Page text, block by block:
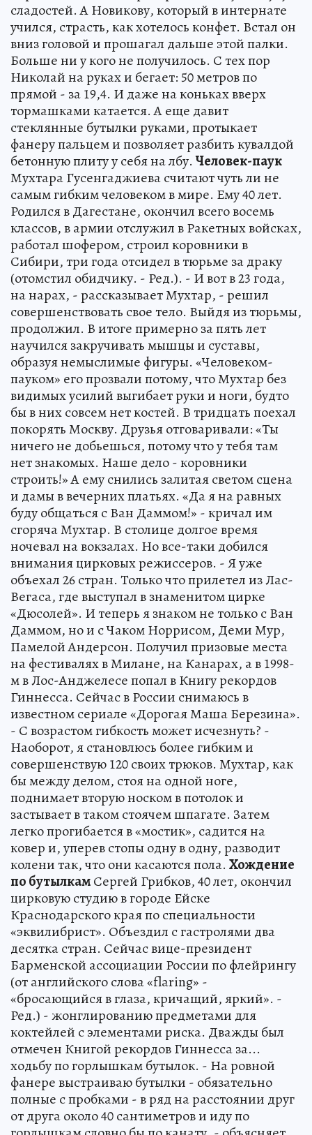
сладостей. А Новикову, который в интернате
учился, страсть, как хотелось конфет. Встал он
вниз головой и прошагал дальше этой палки.
Больше ни у кого не получилось. С тех пор
Николай на руках и бегает: 50 метров по
прямой - за 19,4. И даже на коньках вверх
тормашками катается. А еще давит
стеклянные бутылки руками, протыкает
фанеру пальцем и позволяет разбить кувалдой
бетонную плиту у себя на лбу. Человек-паук
Мухтара Гусенгаджиева считают чуть ли не
самым гибким человеком в мире. Ему 40 лет.
Родился в Дагестане, окончил всего восемь
классов, в армии отслужил в Ракетных войсках,
работал шофером, строил коровники в
Сибири, три года отсидел в тюрьме за драку
(отомстил обидчику. - Ред.). - И вот в 23 года,
на нарах, - рассказывает Мухтар, - решил
совершенствовать свое тело. Выйдя из тюрьмы,
продолжил. В итоге примерно за пять лет
научился закручивать мышцы и суставы,
образуя немыслимые фигуры. «Человеком-
пауком» его прозвали потому, что Мухтар без
видимых усилий выгибает руки и ноги, будто
бы в них совсем нет костей. В тридцать поехал
покорять Москву. Друзья отговаривали: «Ты
ничего не добьешься, потому что у тебя там
нет знакомых. Наше дело - коровники
строить!» А ему снились залитая светом сцена
и дамы в вечерних платьях. «Да я на равных
буду общаться с Ван Даммом!» - кричал им
сгоряча Мухтар. В столице долгое время
ночевал на вокзалах. Но все-таки добился
внимания цирковых режиссеров. - Я уже
объехал 26 стран. Только что прилетел из Лас-
Вегаса, где выступал в знаменитом цирке
«Дюсолей». И теперь я знаком не только с Ван
Даммом, но и с Чаком Норрисом, Деми Мур,
Памелой Андерсон. Получил призовые места
на фестивалях в Милане, на Канарах, а в 1998-
м в Лос-Анджелесе попал в Книгу рекордов
Гиннесса. Сейчас в России снимаюсь в
известном сериале «Дорогая Маша Березина».
- С возрастом гибкость может исчезнуть? -
Наоборот, я становлюсь более гибким и
совершенствую 120 своих трюков. Мухтар, как
бы между делом, стоя на одной ноге,
поднимает вторую носком в потолок и
застывает в таком стоячем шпагате. Затем
легко прогибается в «мостик», садится на
ковер и, уперев стопы одну в одну, разводит
колени так, что они касаются пола. Хождение
по бутылкамСергей Грибков, 40 лет, окончил
цирковую студию в городе Ейске
Краснодарского края по специальности
«эквилибрист». Объездил с гастролями два
десятка стран. Сейчас вице-президент
Барменской ассоциации России по флейрингу
(от английского слова «flaring» -
«бросающийся в глаза, кричащий, яркий». -
Ред.) - жонглированию предметами для
коктейлей с элементами риска. Дважды был
отмечен Книгой рекордов Гиннесса за...
ходьбу по горлышкам бутылок. - На ровной
фанере выстраиваю бутылки - обязательно
полные с пробками - в ряд на расстоянии друг
от друга около 40 сантиметров и иду по